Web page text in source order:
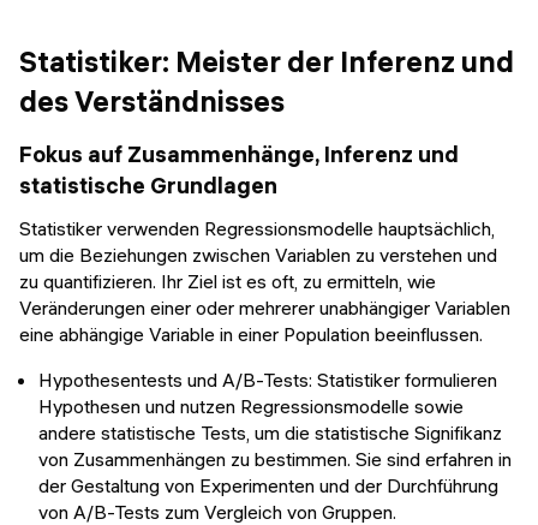
Statistiker: Meister der Inferenz und
des Verständnisses
Fokus auf Zusammenhänge, Inferenz und
statistische Grundlagen
Statistiker verwenden Regressionsmodelle hauptsächlich,
um die Beziehungen zwischen Variablen zu verstehen und
zu quantifizieren. Ihr Ziel ist es oft, zu ermitteln, wie
Veränderungen einer oder mehrerer unabhängiger Variablen
eine abhängige Variable in einer Population beeinflussen.
Hypothesentests und A/B-Tests: Statistiker formulieren
Hypothesen und nutzen Regressionsmodelle sowie
andere statistische Tests, um die statistische Signifikanz
von Zusammenhängen zu bestimmen. Sie sind erfahren in
der Gestaltung von Experimenten und der Durchführung
von A/B-Tests zum Vergleich von Gruppen.